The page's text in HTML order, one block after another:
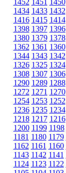
1434 1433 1432
1416 1415 1414
1398 1397 1396
1380 1379 1378
1362 1361 1360
1344 1343 1342
1326 1325 1324
1308 1307 1306
1290 1289 1288
1272 1271 1270
1254 1253 1252
1236 1235 1234
1218 1217 1216
1200 1199 1198
1181 1180 1179
1162 1161 1160
1143 1142 1141
1124 1123 1122